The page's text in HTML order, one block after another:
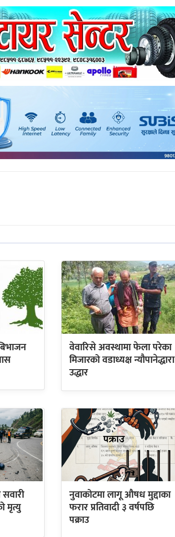
वेवारिसे अवस्थामा फेला परेका
मिजारको वडाध्यक्ष न्यौपानेद्धारा
उद्धार
मृत्यु
नुवाकोटमा लागू औषध मुद्दाका
फरार प्रतिवादी ३ वर्षपछि
पक्राउ